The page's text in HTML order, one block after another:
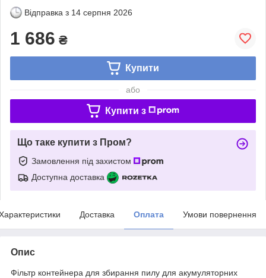
Відправка з 14 серпня 2026
1 686 ₴
Купити
або
Купити з
Що таке купити з Пром?
Замовлення під захистом
Доступна доставка
Доставка Оплата Умови повернення
Опис
Фільтр контейнера для збирання пилу для акумуляторних